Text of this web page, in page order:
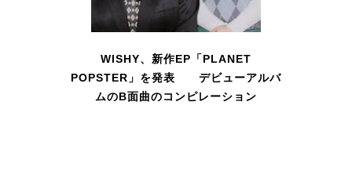
WISHY、新作EP「PLANET
POPSTER」を発表 デビューアルバ
ムのB面曲のコンピレーション